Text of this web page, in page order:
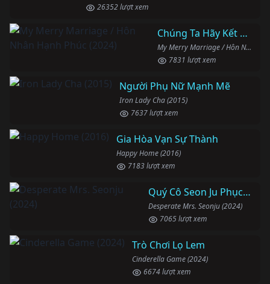
26352 lượt xem
Chúng Ta Hãy Kết Hôn Nhé
My Merry Marriage / Hôn Nhân Hạnh Phúc (2024)
7831 lượt xem
Người Phụ Nữ Mạnh Mẽ
Iron Lady Cha (2015)
7637 lượt xem
Gia Hòa Vạn Sự Thành
Happy Home (2016)
7183 lượt xem
Quý Cô Seon Ju Phục Thù
Desperate Mrs. Seonju (2024)
7065 lượt xem
Trò Chơi Lọ Lem
Cinderella Game (2024)
6674 lượt xem